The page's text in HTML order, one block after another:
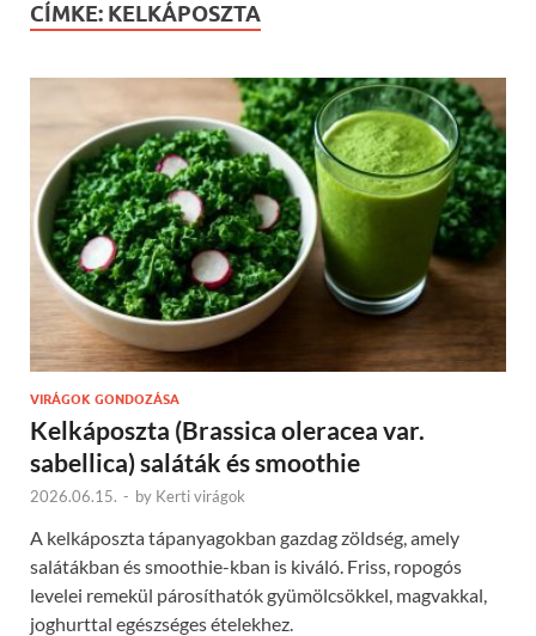
CÍMKE: KELKÁPOSZTA
VIRÁGOK GONDOZÁSA
Kelkáposzta (Brassica oleracea var.
sabellica) saláták és smoothie
2026.06.15. - by Kerti virágok
A kelkáposzta tápanyagokban gazdag zöldség, amely
salátákban és smoothie-kban is kiváló. Friss, ropogós
levelei remekül párosíthatók gyümölcsökkel, magvakkal,
joghurttal egészséges ételekhez.